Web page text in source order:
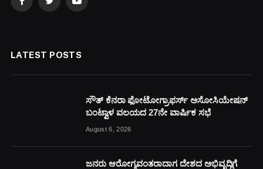
FacebookTwitter YouTube
LATEST POSTS
ಸೌತ್ ಕೆನರಾ ಫೋಟೋಗ್ರಾಫರ್ಸ್ ಅಸೋಸಿಯೇಷನ್
ಬಂಟ್ವಾಳ ವಲಯದ 27ನೇ ವಾರ್ಷಿಕ ಸಭೆ
August 6, 2026
ಜನರು ಆರೋಗ್ಯವಂತರಾದಾಗ ದೇಶದ ಅಭಿವೃದ್ಧಿಗೆ